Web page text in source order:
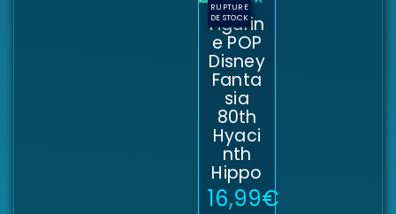
RUPTURE
DE STOCK
Figurin
e POP
Disney
Fanta
sia
80th
Hyaci
nth
Hippo
16,99€